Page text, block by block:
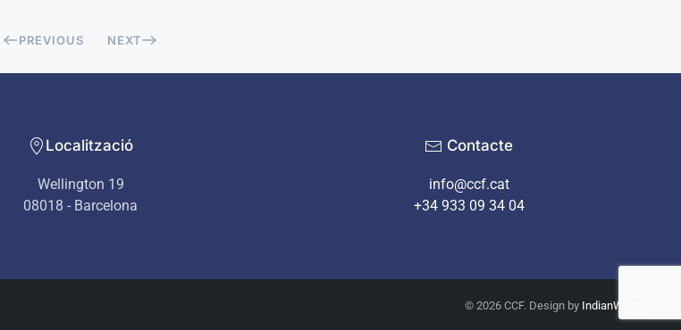
PREVIOUS NEXT
Localització
Wellington 19
08018 - Barcelona
Contacte
info@ccf.cat
+34 933 09 34 04
© 2026 CCF. Design by IndianWebs